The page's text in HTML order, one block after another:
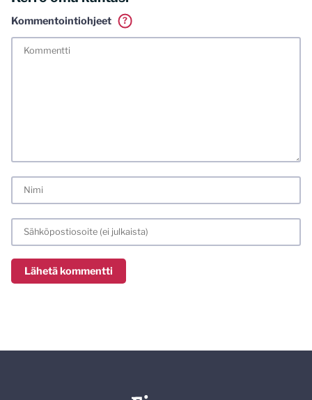
Kommentointiohjeet
?
meiliosoitteen. Minua ja mielipiteitäni saa ilman muuta